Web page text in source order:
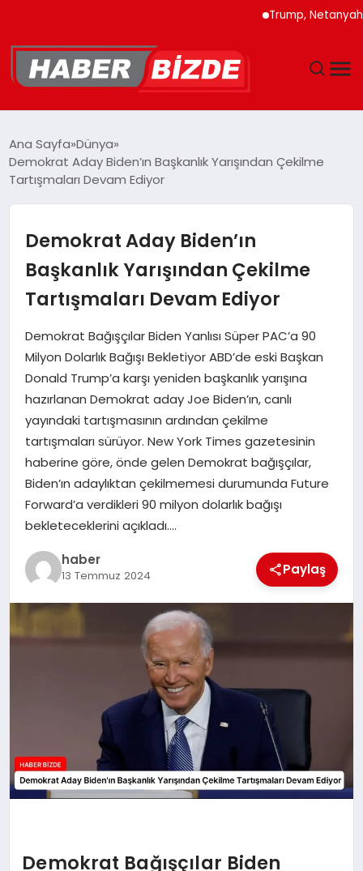
Trump, Netanyahu’ya
YAŞAM
MAGAZIN
SPOR
TEKNOLOJI
Ana Sayfa Dünya
Demokrat Aday Biden’ın Başkanlık Yarışından Çekilme
Tartışmaları Devam Ediyor
Demokrat Aday Biden’ın
Başkanlık Yarışından Çekilme
Tartışmaları Devam Ediyor
Demokrat Bağışçılar Biden Yanlısı Süper PAC’a 90
Milyon Dolarlık Bağışı Bekletiyor ABD’de eski Başkan
Donald Trump’a karşı yeniden başkanlık yarışına
hazırlanan Demokrat aday Joe Biden’ın, canlı
yayındaki tartışmasının ardından çekilme
tartışmaları sürüyor. New York Times gazetesinin
haberine göre, önde gelen Demokrat bağışçılar,
Biden’ın adaylıktan çekilmemesi durumunda Future
Forward’a verdikleri 90 milyon dolarlık bağışı
bekleteceklerini açıkladı….
haber
13 Temmuz 2024 Paylaş
Demokrat Bağışçılar Biden